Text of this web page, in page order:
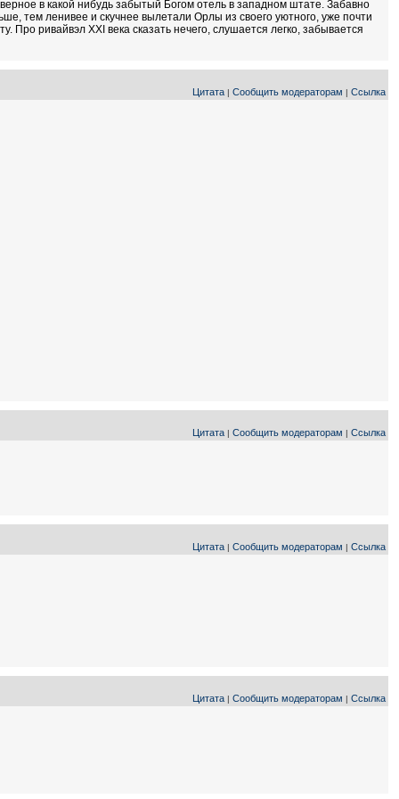
в какой нибудь забытый Богом отель в западном штате. Забавно
тем ленивее и скучнее вылетали Орлы из своего уютного, уже почти
ривайвэл XXI века сказать нечего, слушается легко, забывается
Цитата | Сообщить модераторам | Ссылка
Цитата | Сообщить модераторам | Ссылка
Цитата | Сообщить модераторам | Ссылка
Цитата | Сообщить модераторам | Ссылка